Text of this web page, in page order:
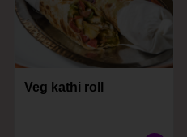
Veg kathi roll